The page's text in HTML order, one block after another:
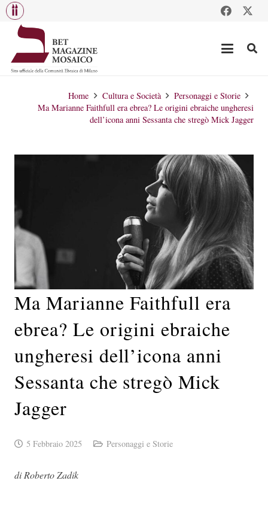
Home Cultura e Società
Personaggi e Storie
Ma Marianne Faithfull era ebrea? Le origini ebraiche ungheresi
dell’icona anni Sessanta che stregò Mick Jagger
Ma Marianne Faithfull era
ebrea? Le origini ebraiche
ungheresi dell’icona anni
Sessanta che stregò Mick
Jagger
5 Febbraio 2025 Personaggi e Storie
di Roberto Zadik